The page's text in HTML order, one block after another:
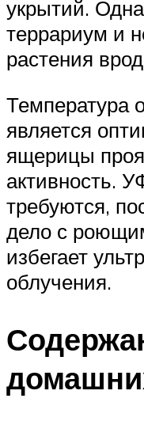
укрытий.
террариум и
растения
Температура
является
ящерицы
активность.
требуются,
дело с
избегает
облучения.